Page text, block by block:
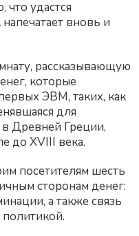
что удастся
вновь и
рассказывающую
которые
ЭВМ, таких, как
для
Древней Греции,
до XVIII века.
посетителям шесть
сторонам денег:
а также связь